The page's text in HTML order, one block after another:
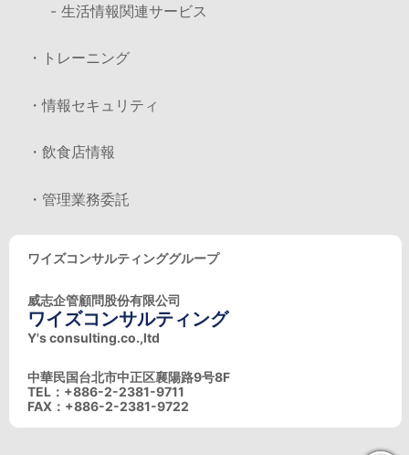
- 生活情報関連サービス
・トレーニング
・情報セキュリティ
・飲食店情報
・管理業務委託
ワイズコンサルティンググループ
威志企管顧問股份有限公司
ワイズコンサルティング
Y's consulting.co.,ltd
中華民国台北市中正区襄陽路9号8F
TEL：+886-2-2381-9711
FAX：+886-2-2381-9722